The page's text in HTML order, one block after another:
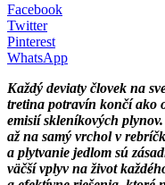
Facebook
Twitter
Pinterest
WhatsApp
Každý deviaty človek na
tretina potravín končí ako
emisií skleníkových
až na samý vrchol v
a plytvanie jedlom sú
väčší vplyv na život